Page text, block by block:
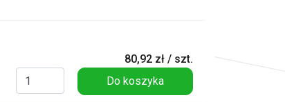
80,92 zł / szt.
Do koszyka